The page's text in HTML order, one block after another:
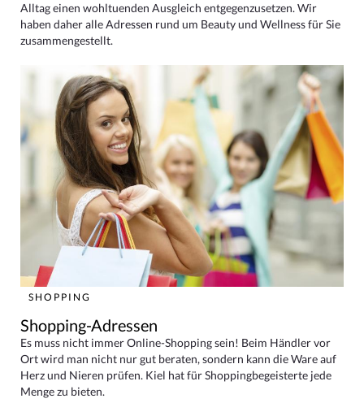
Alltag einen wohltuenden Ausgleich entgegenzusetzen. Wir
haben daher alle Adressen rund um Beauty und Wellness für Sie
zusammengestellt.
SHOPPING
Shopping-Adressen
Es muss nicht immer Online-Shopping sein! Beim Händler vor
Ort wird man nicht nur gut beraten, sondern kann die Ware auf
Herz und Nieren prüfen. Kiel hat für Shoppingbegeisterte jede
Menge zu bieten.